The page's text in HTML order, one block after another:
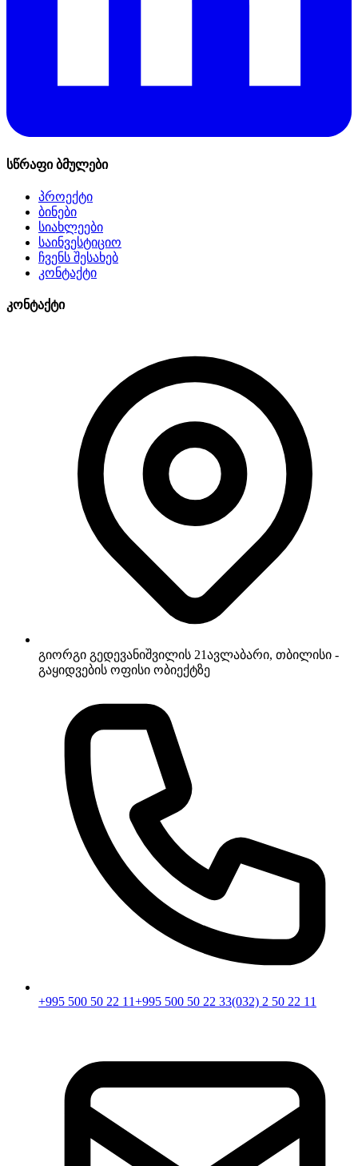
სწრაფი ბმულები
პროექტი
ბინები
სიახლეები
საინვესტიციო
ჩვენს შესახებ
კონტაქტი
კონტაქტი
გიორგი გედევანიშვილის 21ავლაბარი, თბილისი -
გაყიდვების ოფისი ობიექტზე
+995 500 50 22 11+995 500 50 22 33(032) 2 50 22 11